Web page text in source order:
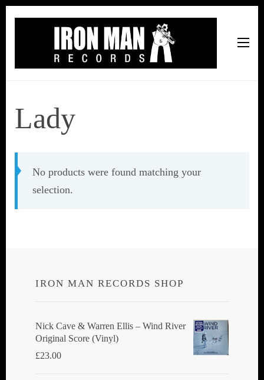
Lady
No products were found matching your
selection.
IRON MAN RECORDS SHOP
Nick Cave & Warren Ellis ‎– Wind River
Original Score (Vinyl)
£23.00